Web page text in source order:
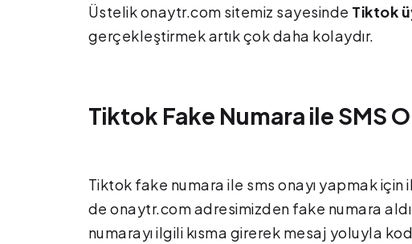
Üstelik onaytr.com sitemiz sayesinde Tiktok
gerçekleştirmek artık çok daha kolaydır.
Tiktok Fake Numara ile SMS
Tiktok fake numara ile sms onayı yapmak için
de onaytr.com adresimizden fake numara
numarayı ilgili kısma girerek mesaj yoluyla